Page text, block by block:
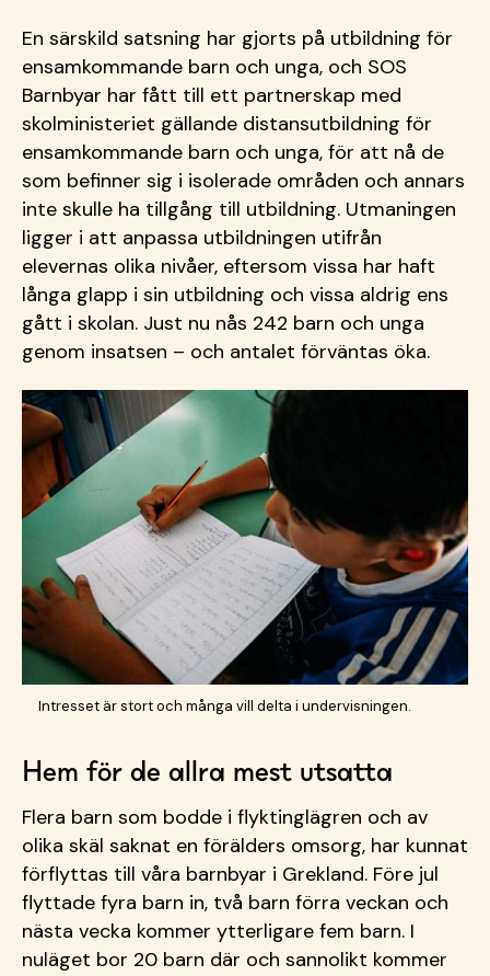
En särskild satsning har gjorts på utbildning för
ensamkommande barn och unga, och SOS
Barnbyar har fått till ett partnerskap med
skolministeriet gällande distansutbildning för
ensamkommande barn och unga, för att nå de
som befinner sig i isolerade områden och annars
inte skulle ha tillgång till utbildning. Utmaningen
ligger i att anpassa utbildningen utifrån
elevernas olika nivåer, eftersom vissa har haft
långa glapp i sin utbildning och vissa aldrig ens
gått i skolan. Just nu nås 242 barn och unga
genom insatsen – och antalet förväntas öka.
Intresset är stort och många vill delta i undervisningen.
Hem för de allra mest utsatta
Flera barn som bodde i flyktinglägren och av
olika skäl saknat en förälders omsorg, har kunnat
förflyttas till våra barnbyar i Grekland. Före jul
flyttade fyra barn in, två barn förra veckan och
nästa vecka kommer ytterligare fem barn. I
nuläget bor 20 barn där och sannolikt kommer